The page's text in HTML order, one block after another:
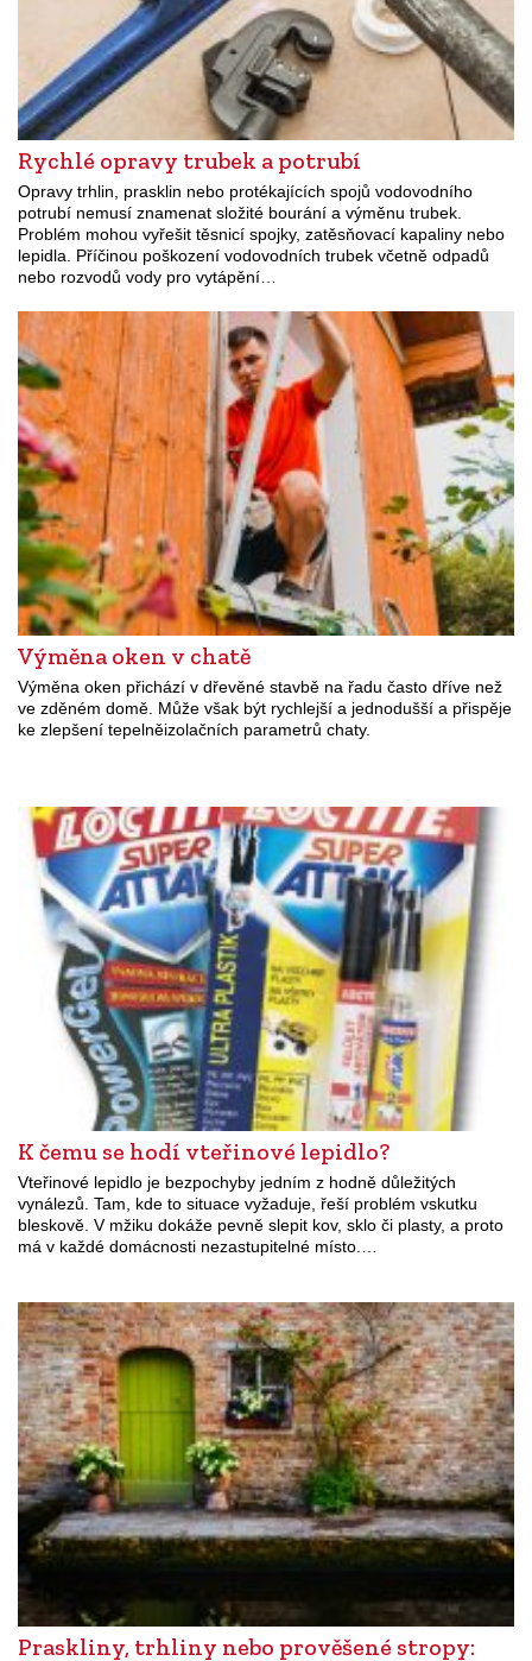
Rychlé opravy trubek a potrubí
Opravy trhlin, prasklin nebo protékajících spojů vodovodního
potrubí nemusí znamenat složité bourání a výměnu trubek.
Problém mohou vyřešit těsnicí spojky, zatěsňovací kapaliny nebo
lepidla. Příčinou poškození vodovodních trubek včetně odpadů
nebo rozvodů vody pro vytápění…
Výměna oken v chatě
Výměna oken přichází v dřevěné stavbě na řadu často dříve než
ve zděném domě. Může však být rychlejší a jednodušší a přispěje
ke zlepšení tepelněizolačních parametrů chaty.
K čemu se hodí vteřinové lepidlo?
Vteřinové lepidlo je bezpochyby jedním z hodně důležitých
vynálezů. Tam, kde to situace vyžaduje, řeší problém vskutku
bleskově. V mžiku dokáže pevně slepit kov, sklo či plasty, a proto
má v každé domácnosti nezastupitelné místo.…
Praskliny, trhliny nebo prověšené stropy: